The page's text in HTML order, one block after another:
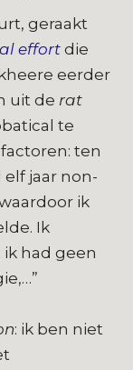
geraakt
effort die
eerder
uit de rat
te
ten
jaar non-
ik
Ik
had geen
: ik ben niet